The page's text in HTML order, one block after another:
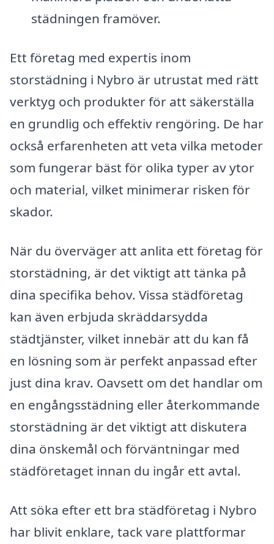
städningen framöver.
Ett företag med expertis inom
storstädning i Nybro är utrustat med rätt
verktyg och produkter för att säkerställa
en grundlig och effektiv rengöring. De har
också erfarenheten att veta vilka metoder
som fungerar bäst för olika typer av ytor
och material, vilket minimerar risken för
skador.
När du överväger att anlita ett företag för
storstädning, är det viktigt att tänka på
dina specifika behov. Vissa städföretag
kan även erbjuda skräddarsydda
städtjänster, vilket innebär att du kan få
en lösning som är perfekt anpassad efter
just dina krav. Oavsett om det handlar om
en engångsstädning eller återkommande
storstädning är det viktigt att diskutera
dina önskemål och förväntningar med
städföretaget innan du ingår ett avtal.
Att söka efter ett bra städföretag i Nybro
har blivit enklare, tack vare plattformar